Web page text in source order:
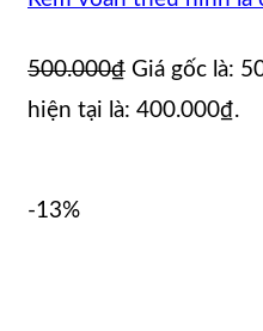
500.000₫ Giá gốc là:
hiện tại là: 400.000₫.
-13%